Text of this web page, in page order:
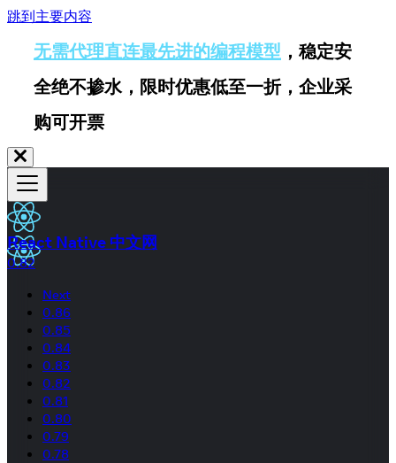
跳到主要内容
无需代理直连最先进的编程模型 ，稳定安
全绝不掺水，限时优惠低至一折，企业采
购可开票
React Native 中文网
0.82
Next
0.86
0.85
0.84
0.83
0.82
0.81
0.80
0.79
0.78